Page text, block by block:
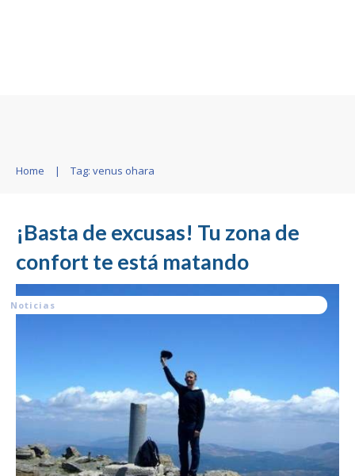
Home | Tag: venus ohara
¡Basta de excusas! Tu zona de
confort te está matando
Noticias